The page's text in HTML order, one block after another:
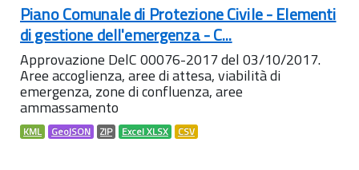
Piano Comunale di Protezione Civile - Elementi
di gestione dell'emergenza - C...
Approvazione DelC 00076-2017 del 03/10/2017.
Aree accoglienza, aree di attesa, viabilità di
emergenza, zone di confluenza, aree
ammassamento
KML GeoJSON ZIP Excel XLSX CSV